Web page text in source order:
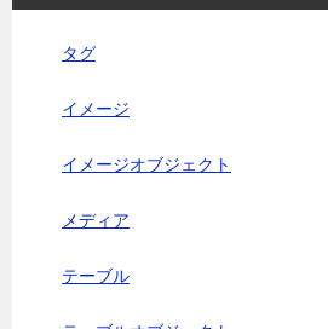
タグ
イメージ
イメージオブジェクト
メディア
テーブル